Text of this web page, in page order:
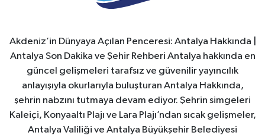
Akdeniz’in Dünyaya Açılan Penceresi: Antalya Hakkında |
Antalya Son Dakika ve Şehir Rehberi Antalya hakkında en
güncel gelişmeleri tarafsız ve güvenilir yayıncılık
anlayışıyla okurlarıyla buluşturan Antalya Hakkında,
şehrin nabzını tutmaya devam ediyor. Şehrin simgeleri
Kaleiçi, Konyaaltı Plajı ve Lara Plajı’ndan sıcak gelişmeler,
Antalya Valiliği ve Antalya Büyükşehir Belediyesi